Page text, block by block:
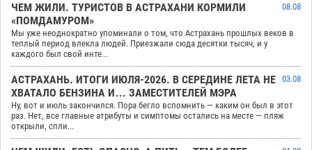
ЧЕМ ЖИЛИ. ТУРИСТОВ В АСТРАХАНИ КОРМИЛИ
«ПОМДАМУРОМ»
08.08
Мы уже неоднократно упоминали о том, что Астрахань прошлых веков в
теплый период влекла людей. Приезжали сюда десятки тысяч, и у
каждого был свой инте...
АСТРАХАНЬ. ИТОГИ ИЮЛЯ-2026. В СЕРЕДИНЕ ЛЕТА НЕ
ХВАТАЛО БЕНЗИНА И… ЗАМЕСТИТЕЛЕЙ МЭРА
03.08
Ну, вот и июль закончился. Пора бегло вспомнить — каким он был в этот
раз. Нет, все главные атрибуты и симптомы остались на месте — пляж
открыли, спли...